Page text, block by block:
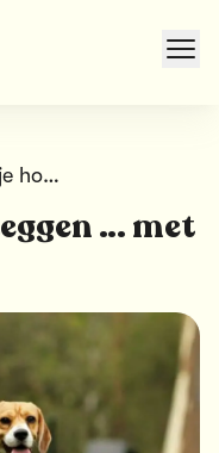
Wat je hond je wil zeggen … met zijn staart!
… met